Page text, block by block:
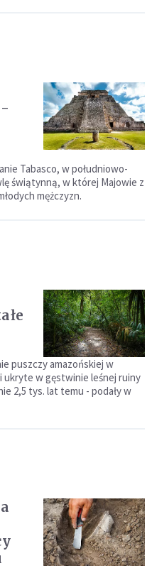
Tabasco, w południowo-
świątynną, w której Majowie z
mężczyzn.
puszczy amazońskiej w
ukryte w gęstwinie leśnej ruiny
2,5 tys. lat temu - podały w